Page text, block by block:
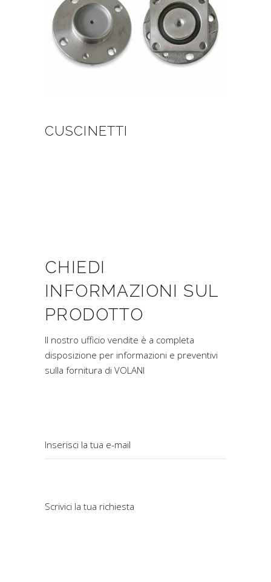
CUSCINETTI
CHIEDI
INFORMAZIONI SUL
PRODOTTO
Il nostro ufficio vendite è a completa
disposizione per informazioni e preventivi
sulla fornitura di VOLANI